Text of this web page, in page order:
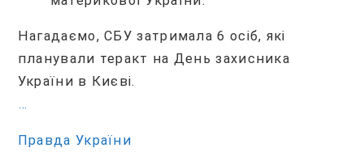
Нагадаємо, СБУ затримала 6 осіб, які
планували теракт на День захисника
України в Києві.
…
Правда України